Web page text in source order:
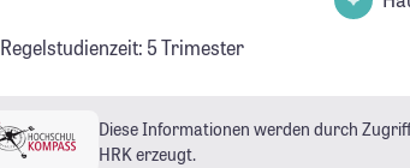
Regelstudienzeit: 5 Trimester
Diese Informationen werden durch
HRK erzeugt.